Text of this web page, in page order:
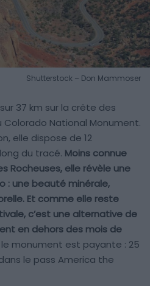
Shutterstock – Don Mammoser
37 km sur la crête des
National Monument.
elle dispose de 12
du tracé. Moins connue
Rocheuses, elle révèle une
: une beauté minérale,
Et comme elle reste
c’est une alternative de
en dehors des mois de
le monument est payante : 25
le pass America the